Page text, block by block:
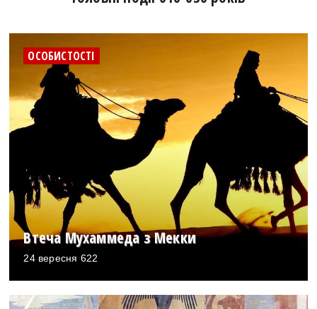
ОСОБИСТОСТІ
Втеча Мухаммеда з Мекки
24 вересня 622